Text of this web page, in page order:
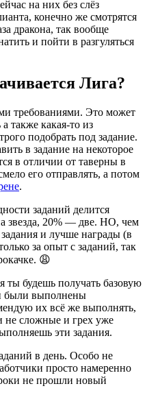
на них без слёз
конечно же смотрятся
дракона, так вообще
и пойти в разгуляться
Лига?
требованиями. Это может
также какая-то из
подобрать под задание.
в задание на некоторое
в отличии от таверны в
его отправлять, а потом
.
заданий делится
звезда, 20% — две. НО, чем
и лучше награды (в
за опыт с заданий, так
😩
ты будешь получать базовую
были выполнены
их всё же выполнять,
не сложные и грех уже
эти задания.
в день. Особо не
просто намеренно
не прошли новый